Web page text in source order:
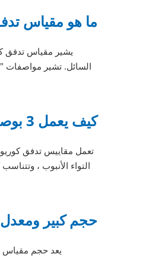
ما هو مقياس تدفق
كيف يعمل 3 بوصة متر Coirolis؟
تعمل مقاييس تدفق
حجم كبير ومعدل تدفق عالي 3 بوصة